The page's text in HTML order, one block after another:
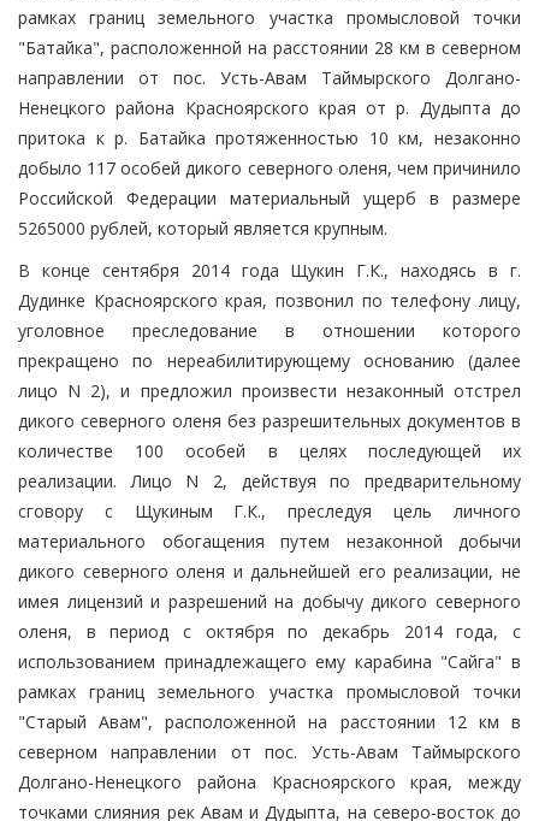
рамках границ земельного участка промысловой точки
"Батайка", расположенной на расстоянии 28 км в северном
направлении от пос. Усть-Авам Таймырского Долгано-
Ненецкого района Красноярского края от р. Дудыпта до
притока к р. Батайка протяженностью 10 км, незаконно
добыло 117 особей дикого северного оленя, чем причинило
Российской Федерации материальный ущерб в размере
5265000 рублей, который является крупным.
В конце сентября 2014 года Щукин Г.К., находясь в г.
Дудинке Красноярского края, позвонил по телефону лицу,
уголовное преследование в отношении которого
прекращено по нереабилитирующему основанию (далее
лицо N 2), и предложил произвести незаконный отстрел
дикого северного оленя без разрешительных документов в
количестве 100 особей в целях последующей их
реализации. Лицо N 2, действуя по предварительному
сговору с Щукиным Г.К., преследуя цель личного
материального обогащения путем незаконной добычи
дикого северного оленя и дальнейшей его реализации, не
имея лицензий и разрешений на добычу дикого северного
оленя, в период с октября по декабрь 2014 года, с
использованием принадлежащего ему карабина "Сайга" в
рамках границ земельного участка промысловой точки
"Старый Авам", расположенной на расстоянии 12 км в
северном направлении от пос. Усть-Авам Таймырского
Долгано-Ненецкого района Красноярского края, между
точками слияния рек Авам и Дудыпта, на северо-восток до